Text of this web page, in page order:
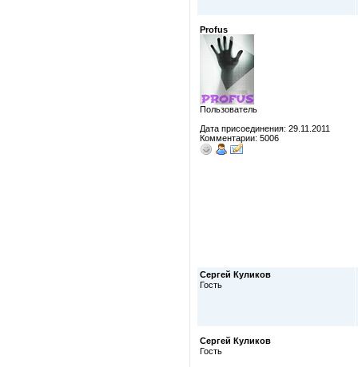
Profus
Пользователь
Дата присоединения: 29.11.2011
Комментарии: 5006
Сергей Куликов
Гость
Сергей Куликов
Гость